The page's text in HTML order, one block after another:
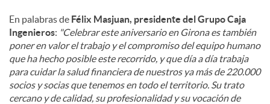
En palabras de Félix Masjuan, presidente del Grupo Caja
Ingenieros: "Celebrar este aniversario en Girona es también
poner en valor el trabajo y el compromiso del equipo humano
que ha hecho posible este recorrido, y que día a día trabaja
para cuidar la salud financiera de nuestros ya más de 220.000
socios y socias que tenemos en todo el territorio. Su trato
cercano y de calidad, su profesionalidad y su vocación de